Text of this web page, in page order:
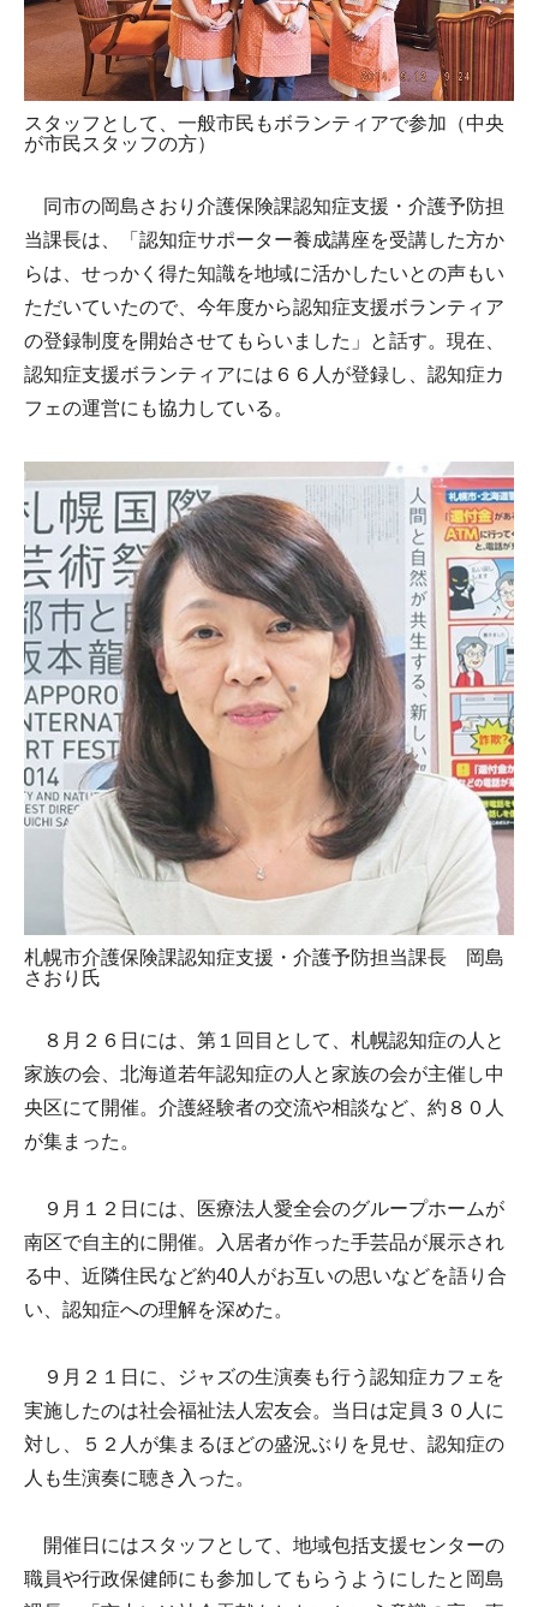
スタッフとして、一般市民もボランティアで参加（中央
が市民スタッフの方）
同市の岡島さおり介護保険課認知症支援・介護予防担
当課長は、「認知症サポーター養成講座を受講した方か
らは、せっかく得た知識を地域に活かしたいとの声もい
ただいていたので、今年度から認知症支援ボランティア
の登録制度を開始させてもらいました」と話す。現在、
認知症支援ボランティアには６６人が登録し、認知症カ
フェの運営にも協力している。
札幌市介護保険課認知症支援・介護予防担当課長 岡島
さおり氏
８月２６日には、第１回目として、札幌認知症の人と
家族の会、北海道若年認知症の人と家族の会が主催し中
央区にて開催。介護経験者の交流や相談など、約８０人
が集まった。
９月１２日には、医療法人愛全会のグループホームが
南区で自主的に開催。入居者が作った手芸品が展示され
る中、近隣住民など約40人がお互いの思いなどを語り合
い、認知症への理解を深めた。
９月２１日に、ジャズの生演奏も行う認知症カフェを
実施したのは社会福祉法人宏友会。当日は定員３０人に
対し、５２人が集まるほどの盛況ぶりを見せ、認知症の
人も生演奏に聴き入った。
開催日にはスタッフとして、地域包括支援センターの
職員や行政保健師にも参加してもらうようにしたと岡島